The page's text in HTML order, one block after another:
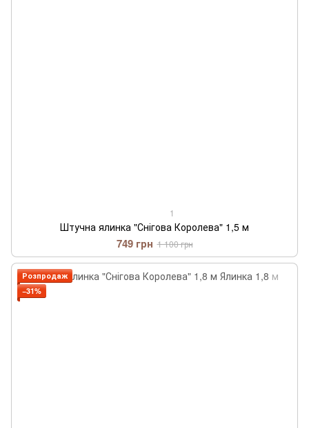
1
Штучна ялинка "Снігова Королева" 1,5 м
749 грн 1 100 грн
Розпродаж
−31%